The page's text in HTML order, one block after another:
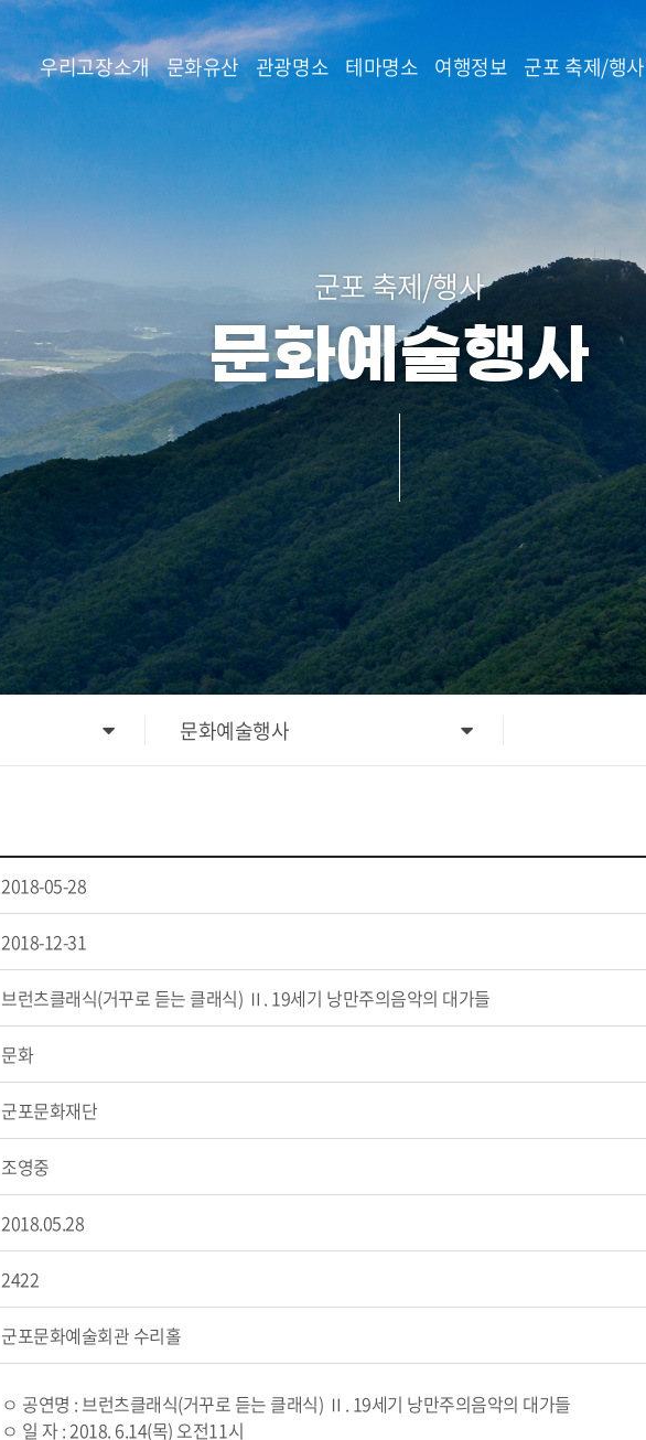
본문 바로가기
우리고장소개 문화유산 관광명소 테마명소 여행정보 군포 축제/행사
군포 축제/행사
문화예술행사
문화예술행사
2018-05-28
2018-12-31
브런츠클래식(거꾸로 듣는 클래식) Ⅱ. 19세기 낭만주의음악의 대가들
문화
군포문화재단
조영중
2018.05.28
2422
군포문화예술회관 수리홀
ㅇ 공연명 : 브런츠클래식(거꾸로 듣는 클래식) Ⅱ. 19세기 낭만주의음악의 대가들
ㅇ 일 자 : 2018. 6.14(목) 오전11시